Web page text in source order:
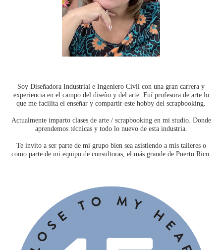
Soy Diseñadora Industrial e Ingeniero Civil con una gran carrera y
experiencia en el campo del diseño y del arte. Fuí profesora de arte lo
que me facilita el enseñar y compartir este hobby del scrapbooking.
Actualmente imparto clases de arte / scrapbooking en mi studio. Donde
aprendemos técnicas y todo lo nuevo de esta industria.
Te invito a ser parte de mi grupo bien sea asistiendo a mis talleres o
como parte de mi equipo de consultoras, el más grande de Puerto Rico.